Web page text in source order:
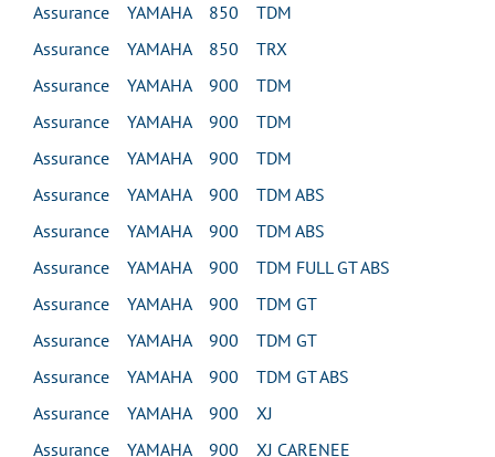
Assurance YAMAHA 850 TDM
Assurance YAMAHA 850 TRX
Assurance YAMAHA 900 TDM
Assurance YAMAHA 900 TDM
Assurance YAMAHA 900 TDM
Assurance YAMAHA 900 TDM ABS
Assurance YAMAHA 900 TDM ABS
Assurance YAMAHA 900 TDM FULL GT ABS
Assurance YAMAHA 900 TDM GT
Assurance YAMAHA 900 TDM GT
Assurance YAMAHA 900 TDM GT ABS
Assurance YAMAHA 900 XJ
Assurance YAMAHA 900 XJ CARENEE